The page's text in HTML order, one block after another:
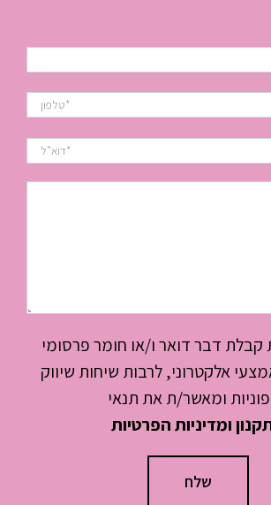
דבר דואר ו/או חומר פרסומי
אלקטרוני, לרבות שיחות שיווק
ומאשר/ת את תנאי
ומדיניות הפרטיות